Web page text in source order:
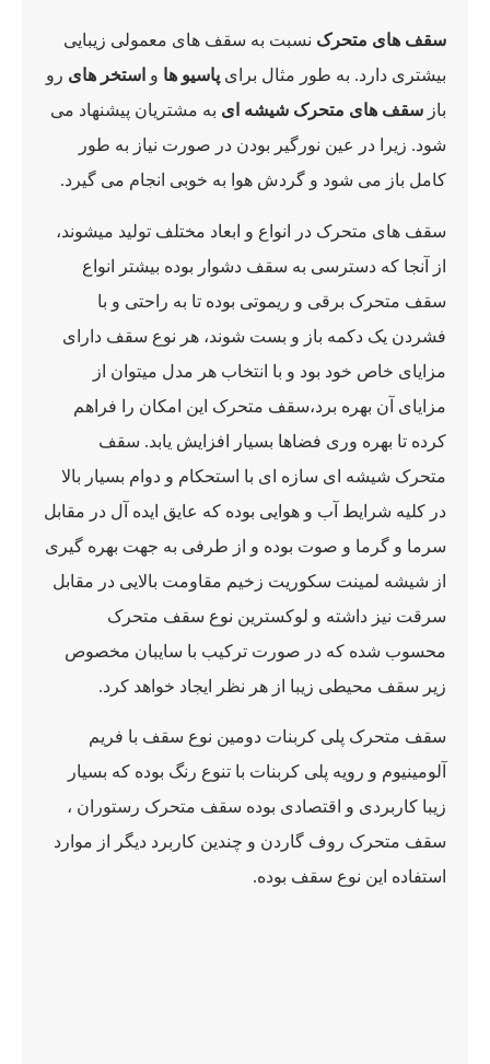
سقف های متحرک نسبت به سقف های معمولی زیبایی
بیشتری دارد. به طور مثال برای پاسیو ها و استخر های رو
باز سقف های متحرک شیشه ای به مشتریان پیشنهاد می
شود. زیرا در عین نورگیر بودن در صورت نیاز به طور
کامل باز می شود و گردش هوا به خوبی انجام می گیرد.
سقف های متحرک در انواع و ابعاد مختلف تولید میشوند،
از آنجا که دسترسی به سقف دشوار بوده بیشتر انواع
سقف متحرک برقی و ریموتی بوده تا به راحتی و با
فشردن یک دکمه باز و بست شوند، هر نوع سقف دارای
مزایای خاص خود بود و با انتخاب هر مدل میتوان از
مزایای آن بهره برد،سقف متحرک این امکان را فراهم
کرده تا بهره وری فضاها بسیار افزایش یابد. سقف
متحرک شیشه ای سازه ای با استحکام و دوام بسیار بالا
در کلیه شرایط آب و هوایی بوده که عایق ایده آل در مقابل
سرما و گرما و صوت بوده و از طرفی به جهت بهره گیری
از شیشه لمینت سکوریت زخیم مقاومت بالایی در مقابل
سرقت نیز داشته و لوکسترین نوع سقف متحرک
محسوب شده که در صورت ترکیب با سایبان مخصوص
زیر سقف محیطی زیبا از هر نظر ایجاد خواهد کرد.
سقف متحرک پلی کربنات دومین نوع سقف با فریم
آلومینیوم و رویه پلی کربنات با تنوع رنگ بوده که بسیار
زیبا کاربردی و اقتصادی بوده سقف متحرک رستوران ،
سقف متحرک روف گاردن و چندین کاربرد دیگر از موارد
استفاده این نوع سقف بوده.